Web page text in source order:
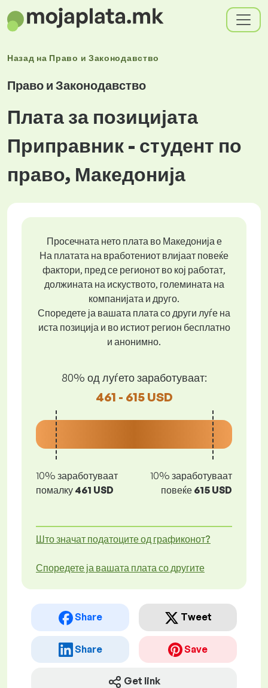
Назад на Право и Законодавство
Право и Законодавство
Плата за позицијата
Приправник - студент по
право, Македонија
Просечната нето плата во Македонија е
На платата на вработениот влијаат повеќе
фактори, пред се регионот во кој работат,
должината на искуството, големината на
компанијата и друго.
Споредете ја вашата плата со други луѓе на
иста позиција и во истиот регион бесплатно
и анонимно.
80% од луѓето заработуваат:
461 - 615 USD
10% заработуваат
помалку 461 USD
10% заработуваат
повеќе 615 USD
Што значат податоците од графиконот?
Споредете ја вашата плата со другите
Share Tweet
Share Save
Get link